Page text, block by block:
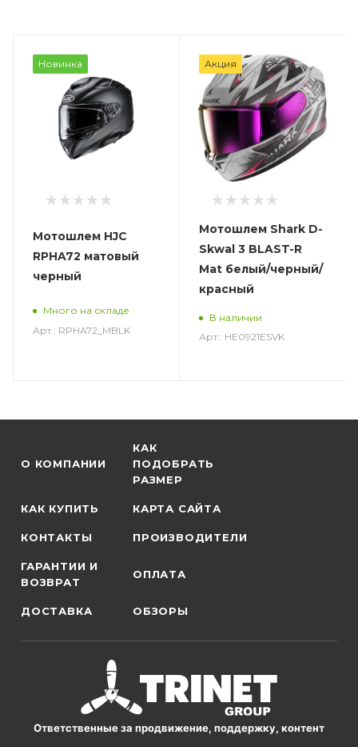
Новинка
Мотошлем HJC
RPHA72 матовый
черный
Много на складе
Арт.: RPHA72_MBLK
Акция
Мотошлем Shark D-
Skwal 3 BLAST-R
Mat белый/черный/
красный
В наличии
Арт.: HE0921ESVK
О КОМПАНИИ
КАК
ПОДОБРАТЬ
РАЗМЕР
КАК КУПИТЬ КАРТА САЙТА
КОНТАКТЫ ПРОИЗВОДИТЕЛИ
ГАРАНТИИ И
ВОЗВРАТ
ОПЛАТА
ДОСТАВКА ОБЗОРЫ
Ответственные за продвижение, поддержку, контент